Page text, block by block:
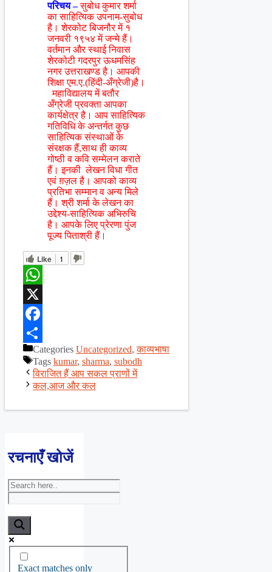
परिचय – सुबोध कुमार शर्मा
का साहित्यिक उपनाम-सुबोध
है। शेरकोट बिजनौर में १
जनवरी १९५४ में जन्मे हैं।
वर्तमान और स्थाई निवास
शेरकोटी गदरपुर ऊधमसिंह
नगर उत्तराखण्ड है। आपकी
शिक्षा एम.ए.(हिंदी-अँग्रेजी)है।
महाविद्यालय में बतौर
अँग्रेजी प्रवक्ता आपका
कार्यक्षेत्र है। आप साहित्यिक
गतिविधि के अन्तर्गत कुछ
साहित्यिक संस्थाओं के
संरक्षक हैं,साथ ही काव्य
गोष्ठी व कवि सम्मेलन कराते
हैं। इनकी लेखन विधा गीत
एवं ग़ज़ल है। आपको काव्य
प्रतिभा सम्मान व अन्य मिले
हैं। श्री शर्मा के लेखन का
उद्देश्य-साहित्यिक अभिरुचि
है। आपके लिए प्रेरणा पुंज
पूज्य पिताश्री हैं।
Like 1
WhatsApp
X
Facebook
ShareCategories Uncategorized,काव्यभाषा
Tags kumar, sharma, subodh
विराजित हैं आप सकल प्राणों में
कल,आज और कल
रचनाएँ खोजें
Exact matches only